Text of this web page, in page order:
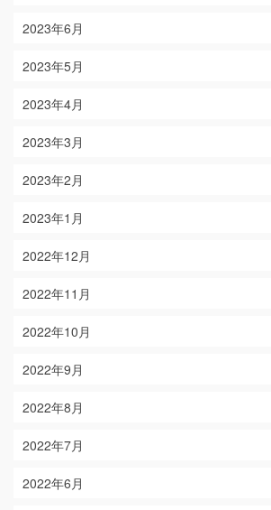
2023年6月
2023年5月
2023年4月
2023年3月
2023年2月
2023年1月
2022年12月
2022年11月
2022年10月
2022年9月
2022年8月
2022年7月
2022年6月